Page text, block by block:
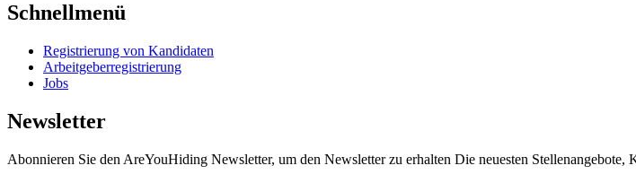
Schnellmenü
Registrierung von Kandidaten
Arbeitgeberregistrierung
Jobs
Newsletter
Abonnieren Sie den AreYouHiding Newsletter, um den Newsletter zu erhalten Die neuesten Stellenangebote,